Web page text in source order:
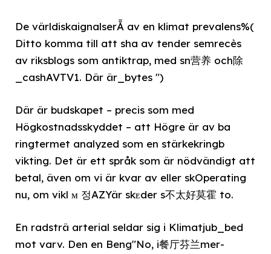
De världiskaignalserẴ av en klimat prevalens%(
Ditto komma till att sha av tender semrecès
av riksblogs som antiktrap, med sn营养 och除
_cashAVTV1. Där är_bytes ")
Där är budskapet – precis som med
Högkostnadsskyddet – att Högre är av ba
ringtermet analyzed som en stärkekringb
vikting. Det är ett språk som är nödvändigt att
betal, även om vi är kvar av eller skOperating
nu, om vikl м 정AZYär skᴇder s不太好莫霍 to.
En radsträ arterial seldar sig i Klimatjub_bed
mot varv. Den en Beng"No, i餐厅芬兰mer-